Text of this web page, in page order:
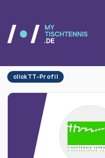
clickTT-Profil